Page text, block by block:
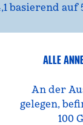
ALLE
An der
gelegen,
100